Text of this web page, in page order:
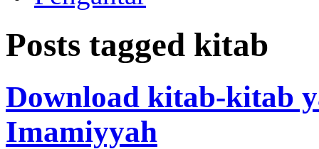
Posts tagged kitab
Download kitab-kitab
Imamiyyah